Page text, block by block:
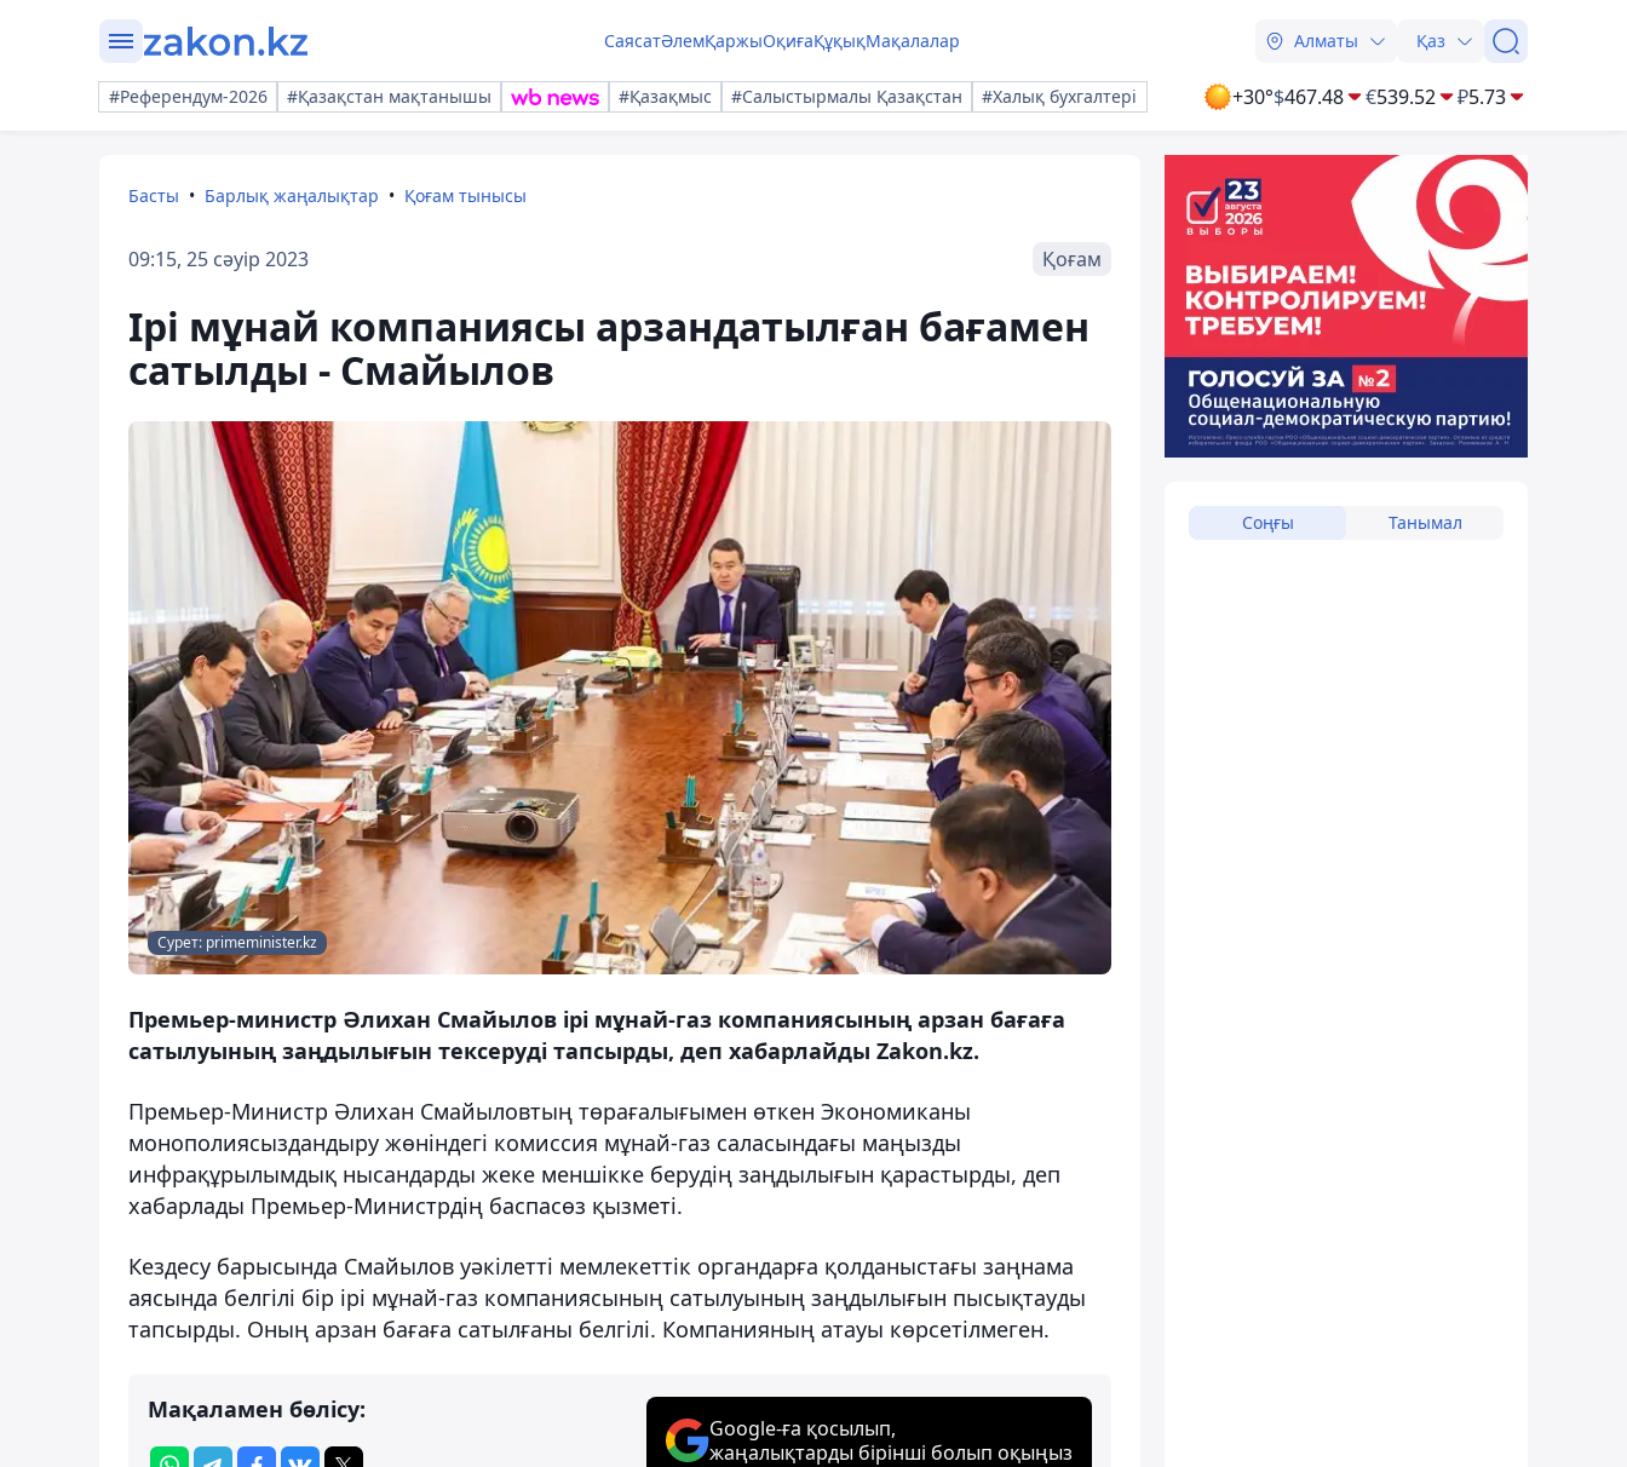
СаясатӘлемҚаржыОқиғаҚұқықМақалалар Алматы Қаз
#Референдум-2026 #Қазақстан мақтанышы #Қазақмыс #Салыстырмалы Қазақстан #Халық бухгалтері +30°$467.48 €539.52 ₽5.73
Басты Барлық жаңалықтар Қоғам тынысы
09:15, 25 сәуір 2023 Қоғам
Ірі мұнай компаниясы арзандатылған бағамен
сатылды - Смайылов
Сурет: primeminister.kz
Премьер-министр Әлихан Смайылов ірі мұнай-газ компаниясының арзан бағаға
сатылуының заңдылығын тексеруді тапсырды, деп хабарлайды Zakon.kz.
Премьер-Министр Әлихан Смайыловтың төрағалығымен өткен Экономиканы
монополиясыздандыру жөніндегі комиссия мұнай-газ саласындағы маңызды
инфрақұрылымдық нысандарды жеке меншікке берудің заңдылығын қарастырды, деп
хабарлады Премьер-Министрдің баспасөз қызметі.
Кездесу барысында Смайылов уәкілетті мемлекеттік органдарға қолданыстағы заңнама
аясында белгілі бір ірі мұнай-газ компаниясының сатылуының заңдылығын пысықтауды
тапсырды. Оның арзан бағаға сатылғаны белгілі. Компанияның атауы көрсетілмеген.
Мақаламен бөлісу:
Google-ға қосылып,
жаңалықтарды бірінші болып оқыңыз
Соңғы Танымал